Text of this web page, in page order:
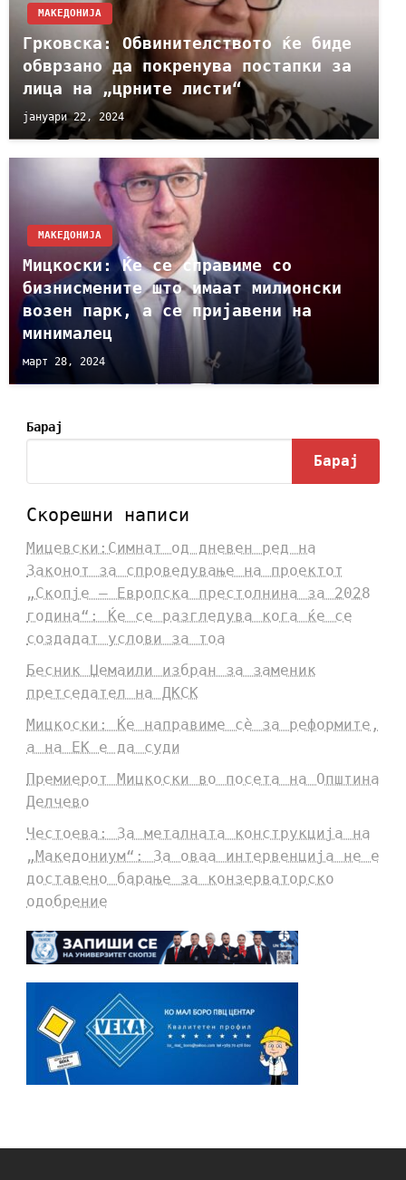
МАКЕДОНИЈА
Грковска: Обвинителството ќе биде
обврзано да покренува постапки за
лица на „црните листи“
јануари 22, 2024
МАКЕДОНИЈА
Мицкоски: Ќе се справиме со
бизнисмените што имаат милионски
возен парк, а се пријавени на
минималец
март 28, 2024
Барај
Барај
Скорешни написи
Мицевски:Симнат од дневен ред на
Законот за спроведување на проектот
„Скопје – Европска престолнина за 2028
година“: Ќе се разгледува кога ќе се
создадат услови за тоа
Бесник Џемаили избран за заменик
претседател на ДКСК
Мицкоски: Ќе направиме сè за реформите,
а на ЕК е да суди
Премиерот Мицкоски во посета на Општина
Делчево
Честоева: За металната конструкција на
„Македониум“: За оваа интервенција не е
доставено барање за конзерваторско
одобрение